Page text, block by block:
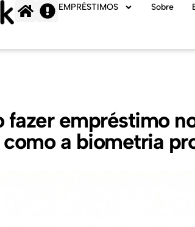
EMPRÉSTIMOS Sobre
fazer empréstimo
como a biometria